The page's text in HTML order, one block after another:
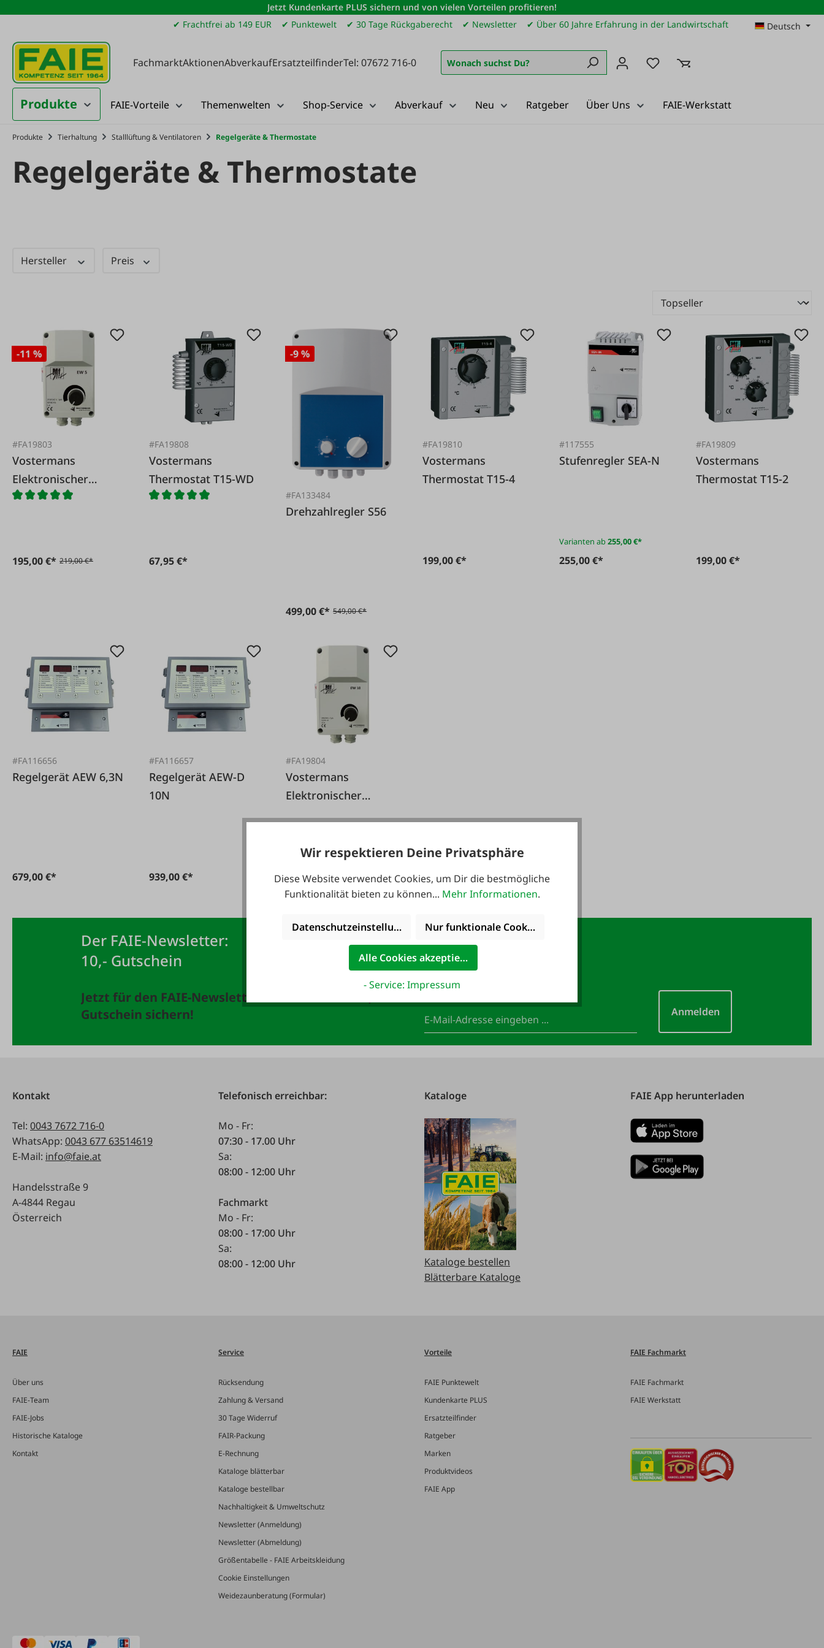
Hauptinhalt springen
Zur Suche springen
Zur Hauptnavigation springen
Jetzt Kundenkarte PLUS sichern und von vielen Vorteilen profitieren!
✔ Frachtfrei ab 149 EUR
✔ Punktewelt ✔ 30 Tage Rückgaberecht ✔ Newsletter ✔ Über 60 Jahre Erfahrung in der Landwirtschaft Deutsch
FachmarktAktionenAbverkaufErsatzteilfinderTel: 07672 716-0 Du hast 0 Produkte auf dem
Produkte FAIE-Vorteile Themenwelten Shop-Service Abverkauf Neu Ratgeber Über Uns FAIE-Werkstatt
Produkte Tierhaltung Stalllüftung & Ventilatoren Regelgeräte & Thermostate
Regelgeräte & Thermostate
Hersteller Preis
-11 %
#FA19803
Vostermans
Elektronischer
Drehzahlregler EW5
195,00 €* 219,00 €*
#FA19808
Vostermans
Thermostat T15-WD
67,95 €*
-9 %
#FA133484
Drehzahlregler S56
499,00 €* 549,00 €*
#FA19810
Vostermans
Thermostat T15-4
199,00 €*
#117555
Stufenregler SEA-N
Varianten ab255,00 €*
255,00 €*
#FA19809
Vostermans
Thermostat T15-2
199,00 €*
#FA116656
Regelgerät AEW 6,3N
679,00 €*
#FA116657
Regelgerät AEW-D
10N
939,00 €*
#FA19804
Vostermans
Elektronischer
299,00 €*
Der FAIE-Newsletter:
10,- Gutschein
Jetzt für den FAIE-Newsletter anmelden und 10,-
Gutschein sichern!
Anmelden
Kontakt
Tel: 0043 7672 716-0
WhatsApp: 0043 677 63514619
E-Mail: info@faie.at
Handelsstraße 9
A-4844 Regau
Österreich
Telefonisch erreichbar:
Mo - Fr:
07:30 - 17.00 Uhr
Sa:
08:00 - 12:00 Uhr
Fachmarkt
Mo - Fr:
08:00 - 17:00 Uhr
Sa:
08:00 - 12:00 Uhr
Kataloge
Kataloge bestellen
Blätterbare Kataloge
FAIE App herunterladen
FAIE
Über uns
FAIE-Team
FAIE-Jobs
Historische Kataloge
Kontakt
Service
Rücksendung
Zahlung & Versand
30 Tage Widerruf
FAIR-Packung
E-Rechnung
Kataloge blätterbar
Kataloge bestellbar
Nachhaltigkeit & Umweltschutz
Newsletter (Anmeldung)
Newsletter (Abmeldung)
Größentabelle - FAIE Arbeitskleidung
Cookie Einstellungen
Weidezaunberatung (Formular)
Vorteile
FAIE Punktewelt
Kundenkarte PLUS
Ersatzteilfinder
Ratgeber
Marken
Produktvideos
FAIE App
FAIE Fachmarkt
FAIE Fachmarkt
FAIE Werkstatt
Wir respektieren Deine Privatsphäre
Diese Website verwendet Cookies, um Dir die bestmögliche
Funktionalität bieten zu können... Mehr Informationen.
Datenschutzeinstellungen Nur funktionale Cookies akzeptieren
Alle Cookies akzeptieren
- Service: Impressum